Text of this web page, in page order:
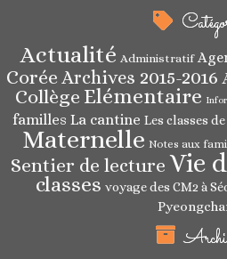
Actualité Administratif
Corée Archives 2015-2016
Collège Elémentaire
familles La cantine Les classes
Maternelle Notes aux
Sentier de lecture Vie
classes voyage des CM2 à